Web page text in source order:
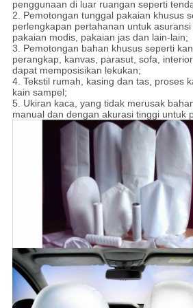
penggunaan di luar ruangan seperti
2. Pemotongan tunggal pakaian khusus
perlengkapan pertahanan untuk
pakaian modis, pakaian jas dan lain-lain;
3. Pemotongan bahan khusus seperti
perangkap, kanvas, parasut, sofa,
dapat memposisikan lekukan;
4. Tekstil rumah, kasing dan tas, proses
kain sampel;
5. Ukiran kaca, yang tidak merusak
manual dan dengan akurasi tinggi untuk